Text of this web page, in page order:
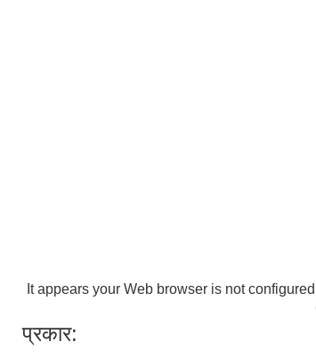
It appears your Web browser is not
प्रकार: